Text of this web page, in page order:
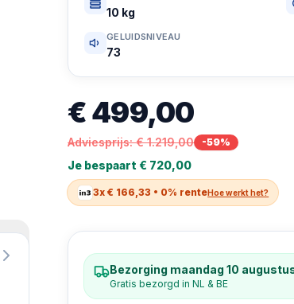
10 kg
GELUIDSNIVEAU
73
€ 499,00
Adviesprijs:€ 1.219,00 -59%
Je bespaart € 720,00
3x € 166,33 • 0% renteHoe werkt het?
Bezorging maandag 10
Gratis bezorgd in NL & BE